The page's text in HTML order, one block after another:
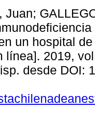
Juan;
un hospital
línea]. 2019,
desde DOI: